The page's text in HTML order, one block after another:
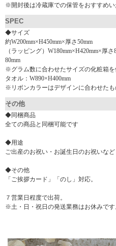
※開封後は冷蔵庫での保管をおすすめ
SPEC
◆サイズ
約W200mm×H450mm×厚さ50mm
（ラッピング）W180mm×H420mm×厚
80mm
※グラム数に合わせたサイズの化粧箱を
タオル：W890×H400mm
※リボンカラーはデザインに合わせたも
その他
◆同梱商品
全ての商品と同梱可能です
◆用途
ご出産のお祝い・お誕生日のお祝いなど
◆その他
「ご挨拶カード」「のし」対応。
７営業日程度で出荷。
※土・日・祝日の発送業務はお休みです